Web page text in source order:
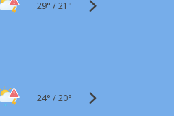
29° /21°
24° /20°